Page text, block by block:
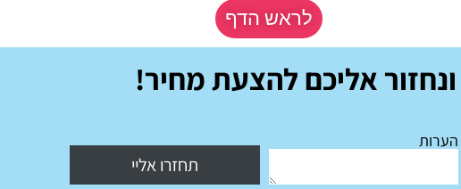
לראש הדף
אליכם להצעת מחיר!
הערות
תחזרו אליי